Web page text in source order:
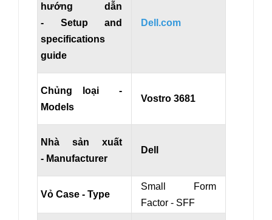
hướng dẫn
- Setup and
specifications
guide
Dell.com
Chủng loại -
Models
Vostro 3681
Nhà sản xuất
- Manufacturer
Dell
Vỏ Case - Type
Small Form
Factor - SFF